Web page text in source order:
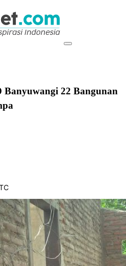
22 Bangunan